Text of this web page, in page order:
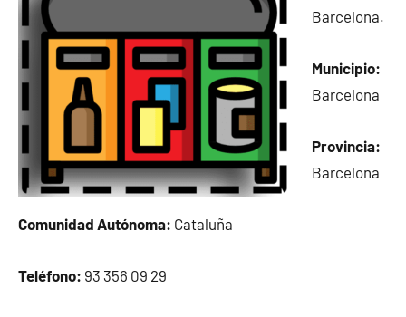
Barcelona.
Municipio:
Barcelona
Provincia:
Barcelona
Comunidad Autónoma: Cataluña
Teléfono: 93 356 09 29